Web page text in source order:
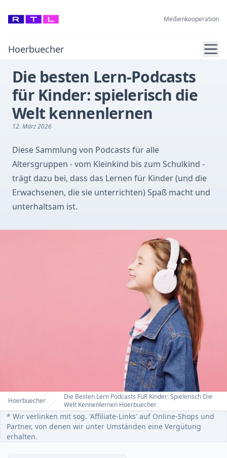
Medienkooperation
Hoerbuecher
Die besten Lern-Podcasts
für Kinder: spielerisch die
Welt kennenlernen
12. März 2026
Diese Sammlung von Podcasts für alle
Altersgruppen - vom Kleinkind bis zum Schulkind -
trägt dazu bei, dass das Lernen für Kinder (und die
Erwachsenen, die sie unterrichten) Spaß macht und
unterhaltsam ist.
Home
Hoerbuecher
Die Besten Lern Podcasts FüR Kinder: Spielerisch Die
Welt Kennenlernen Hoerbuecher
* Wir verlinken mit sog. 'Affiliate-Links' auf Online-Shops und
Partner, von denen wir unter Umständen eine Vergütung
erhalten.